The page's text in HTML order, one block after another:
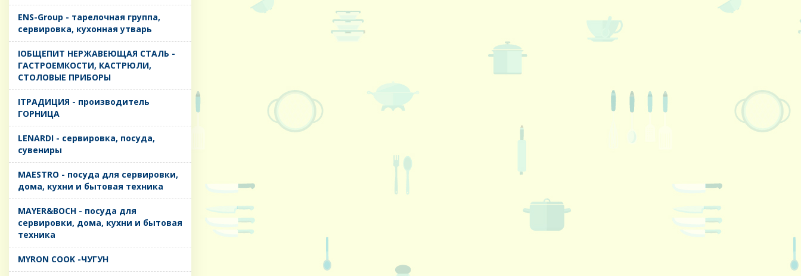
ENS-Group - тарелочная группа,
сервировка, кухонная утварь
IОБЩЕПИТ НЕРЖАВЕЮЩАЯ СТАЛЬ -
ГАСТРОЕМКОСТИ, КАСТРЮЛИ,
СТОЛОВЫЕ ПРИБОРЫ
IТРАДИЦИЯ - производитель
ГОРНИЦА
LENARDI - сервировка, посуда,
сувениры
MAESTRO - посуда для сервировки,
дома, кухни и бытовая техника
MAYER&BOCH - посуда для
сервировки, дома, кухни и бытовая
техника
MYRON COOK -ЧУГУН